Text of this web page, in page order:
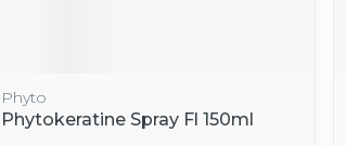
Phyto
Phytokeratine Spray Fl 150ml